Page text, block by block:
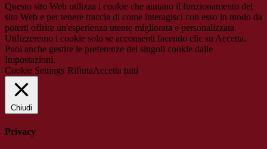
Questo sito Web utilizza i cookie che aiutano il funzionamento del
sito Web e per tenere traccia di come interagisci con esso in modo da
poterti offrire un'esperienza utente migliorata e personalizzata.
Utilizzeremo i cookie solo se acconsenti facendo clic su Accetta.
Puoi anche gestire le preferenze dei singoli cookie dalle
Impostazioni.
Cookie Settings RifiutaAccetta tutti
Chiudi
Privacy